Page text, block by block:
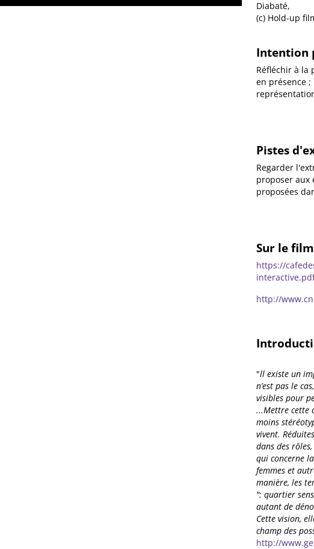
Diabaté,
(c) Hold-up
Intention
Réfléchir à la
en présence
Pistes
Regarder
proposer aux
proposées
Sur le film
https://
http://
"ll existe un
n’est pas le
visibles pour
...Mettre cette
moins
vivent.
dans des
qui concerne
femmes et
manière, les
": quartier
autant de
Cette vision,
champ des
http://